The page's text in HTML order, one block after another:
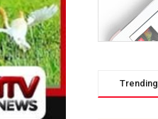
Trending